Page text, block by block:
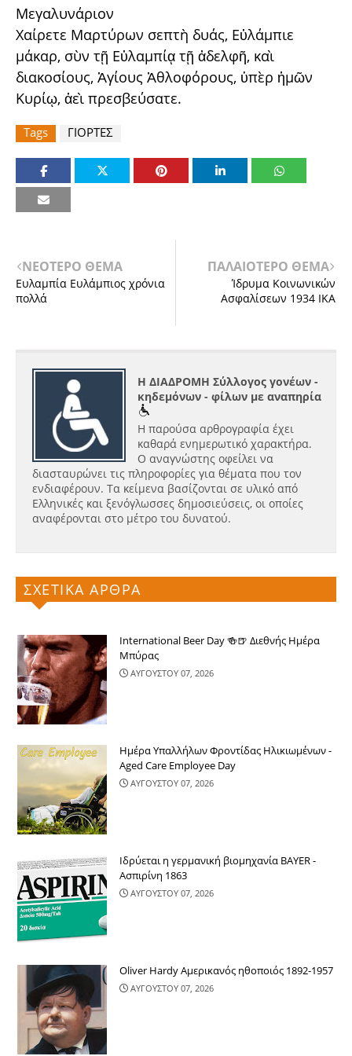
Μεγαλυνάριον
Χαίρετε Μαρτύρων σεπτὴ δυάς, Εὐλάμπιε
μάκαρ, σὺν τῇ Εὐλαμπίᾳ τῇ ἀδελφῆ, καὶ
διακοσίους, Ἁγίους Ἀθλοφόρους, ὑπὲρ ἡμῶν
Κυρίῳ, ἀεὶ πρεσβεύσατε.
Tags ΓΙΟΡΤΕΣ
ΝΕΟΤΕΡΟ ΘΕΜΑ
Ευλαμπία Ευλάμπιος χρόνια
πολλά
ΠΑΛΑΙΟΤΕΡΟ ΘΕΜΑ
Ίδρυμα Κοινωνικών
Ασφαλίσεων 1934 ΙΚΑ
Η ΔΙΑΔΡΟΜΗ Σύλλογος γονέων -
κηδεμόνων - φίλων με αναπηρία
Η παρούσα αρθρογραφία έχει
καθαρά ενημερωτικό χαρακτήρα.
Ο αναγνώστης οφείλει να
διασταυρώνει τις πληροφορίες για θέματα που τον
ενδιαφέρουν. Τα κείμενα βασίζονται σε υλικό από
Ελληνικές και ξενόγλωσσες δημοσιεύσεις, οι οποίες
αναφέρονται στο μέτρο του δυνατού.
ΣΧΕΤΙΚΑ ΑΡΘΡΑ
International Beer Day 🍻🍺 Διεθνής Ημέρα
Μπύρας
ΑΥΓΟΥΣΤΟΥ 07, 2026
Ημέρα Υπαλλήλων Φροντίδας Ηλικιωμένων -
Aged Care Employee Day
ΑΥΓΟΥΣΤΟΥ 07, 2026
Ιδρύεται η γερμανική βιομηχανία BAYER -
Ασπιρίνη 1863
ΑΥΓΟΥΣΤΟΥ 07, 2026
Oliver Hardy Αμερικανός ηθοποιός 1892-1957
ΑΥΓΟΥΣΤΟΥ 07, 2026